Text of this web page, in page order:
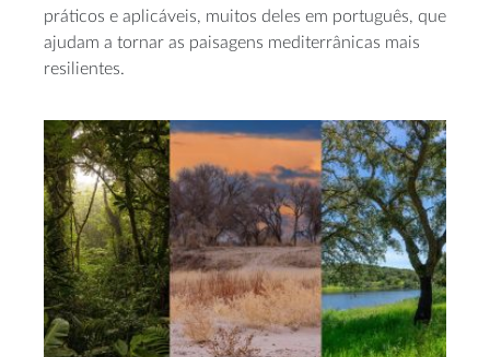
práticos e aplicáveis, muitos deles em português, que
ajudam a tornar as paisagens mediterrânicas mais
resilientes.